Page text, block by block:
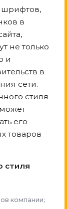
шрифтов,
в
не только
и
в
сети.
стиля
его
товаров
стиля
компании;